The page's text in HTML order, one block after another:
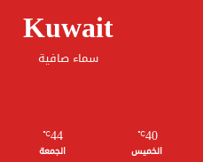
Kuwait
سماء صافية
40
℃
الخميس
44
℃
الجمعة